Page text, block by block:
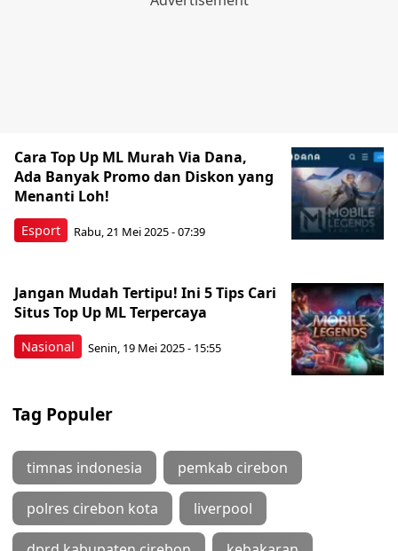
Esport
Cara Top Up ML Murah Via Dana,
Ada Banyak Promo dan Diskon yang
Menanti Loh!
Rabu, 21 Mei 2025 - 07:39
Nasional
Jangan Mudah Tertipu! Ini 5 Tips Cari
Situs Top Up ML Terpercaya
Senin, 19 Mei 2025 - 15:55
Tag Populer
timnas indonesia pemkab cirebon
polres cirebon kota liverpool